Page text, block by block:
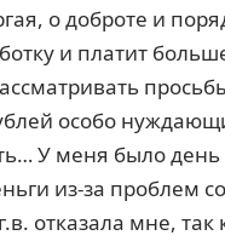
о доброте и
и платит
особо
У меня было
из-за проблем
отказала мне, так